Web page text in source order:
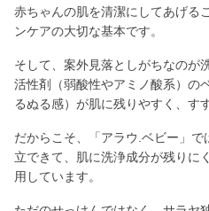
赤ちゃんの肌を清潔にしてあげる
ンケアの大切な基本です。
そして、案外見落としがちなのが
活性剤（弱酸性やアミノ酸系）の
るぬる感）が肌に残りやすく、す
だからこそ、「アラウ.ベビー」
立できて、肌に洗浄成分が残り
用しています。